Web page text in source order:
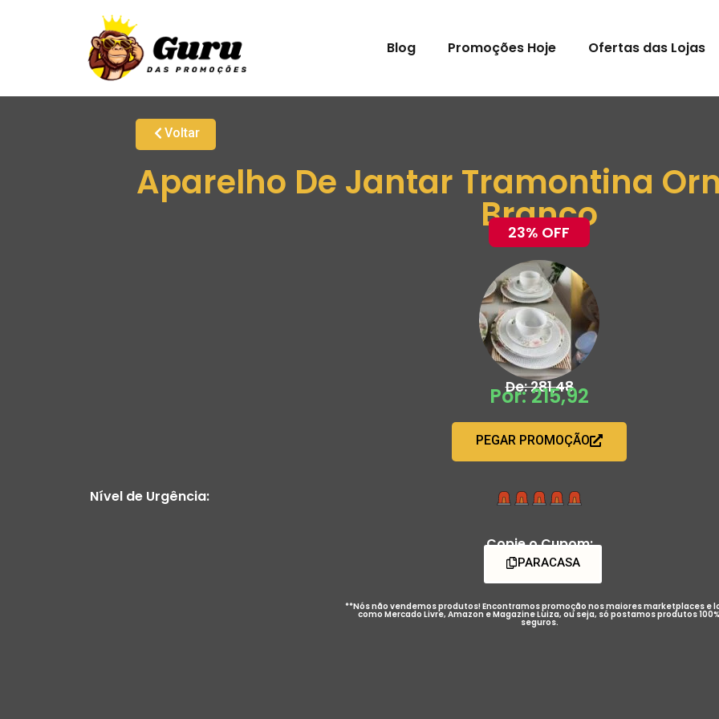
Blog Promoções Hoje Ofertas das Lojas
Voltar
Aparelho De Jantar Tramontina
Branco
23% OFF
De: 281,48
Por: 215,92
PEGAR PROMOÇÃO
Nível de Urgência:
Copie o Cupom:
PARACASA
**Nós não vendemos produtos! Encontramos promoção nos maiores marketplaces e
como Mercado Livre, Amazon e Magazine Luiza, ou seja, só postamos produtos 100%
seguros.